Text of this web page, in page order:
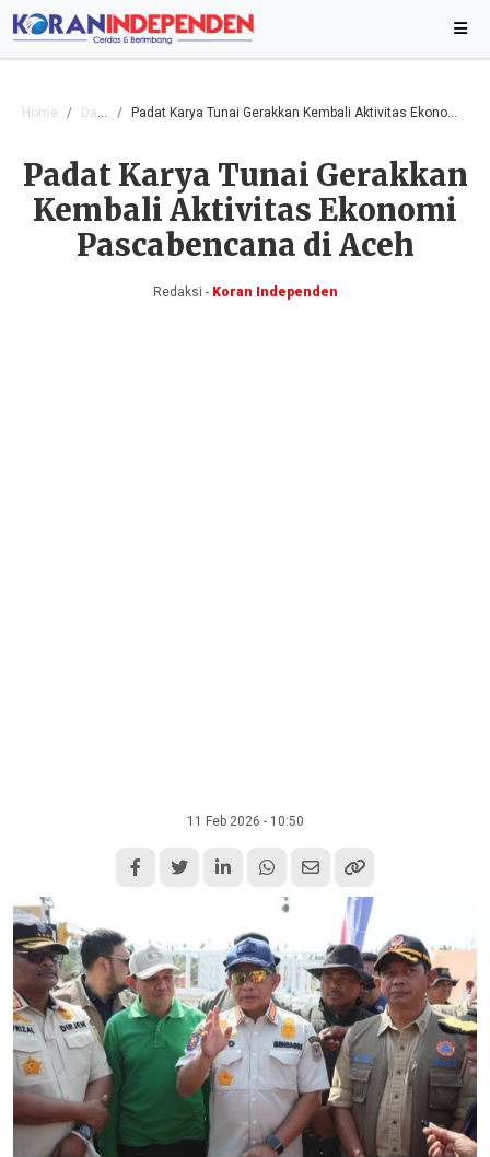
Home Daerah Padat Karya Tunai Gerakkan Kembali Aktivitas Ekonomi Pascabencana di Aceh
Padat Karya Tunai Gerakkan
Kembali Aktivitas Ekonomi
Pascabencana di Aceh
Redaksi -Koran Independen
11 Feb 2026 - 10:50